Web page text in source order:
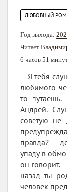
ЛЮБОВНЫЙ
Год выхода:
Читает
6 часов 51
– Я тебя
любимого
то
Андрей.
советую не
правда? –
упаду в
он говорит.
назад ты
человек